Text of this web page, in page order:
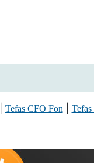
Tefas CFO Fon|